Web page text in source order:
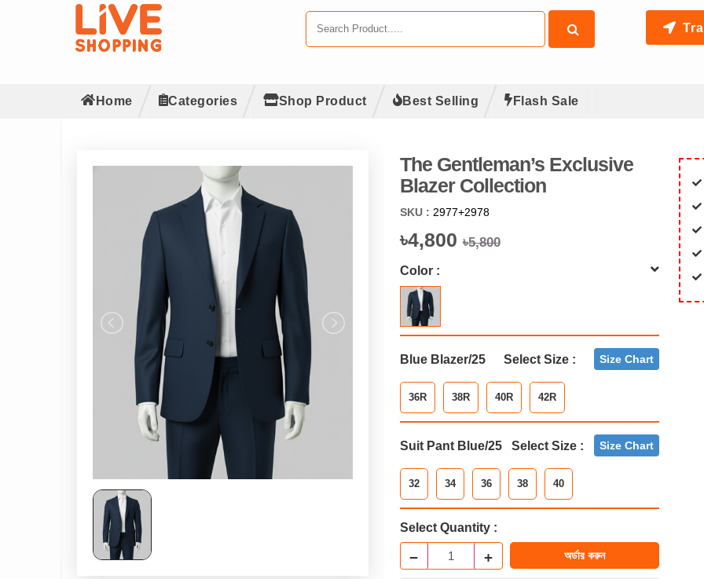
Home Categories Shop Product Best Selling Flash Sale
The Gentleman’s Exclusive
Blazer Collection
SKU : 2977+2978
৳4,800 ৳5,800
Color :
Blue Blazer/25 Select Size : Size Chart
36R 38R 40R 42R
Suit Pant Blue/25 Select Size : Size Chart
32 34 36 38 40
Select Quantity :
− + অর্ডার করুন